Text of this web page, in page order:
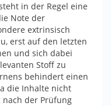
in der Regel eine
Note der
extrinsisch
erst auf den letzten
und sich dabei
Stoff zu
behindert einen
die Inhalte nicht
der Prüfung